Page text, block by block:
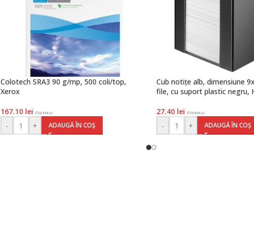
Colotech SRA3 90 g/mp, 500 coli/top,
Xerox
167.10 lei (TVA inclus)
- + ADAUGĂ ÎN COȘ
Cub notițe alb, dimensiune
file, cu suport plastic negru,
27.40 lei (TVA inclus)
- + ADAUGĂ ÎN COȘ